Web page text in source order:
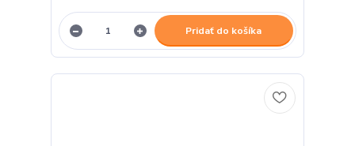
Pridať do košíka